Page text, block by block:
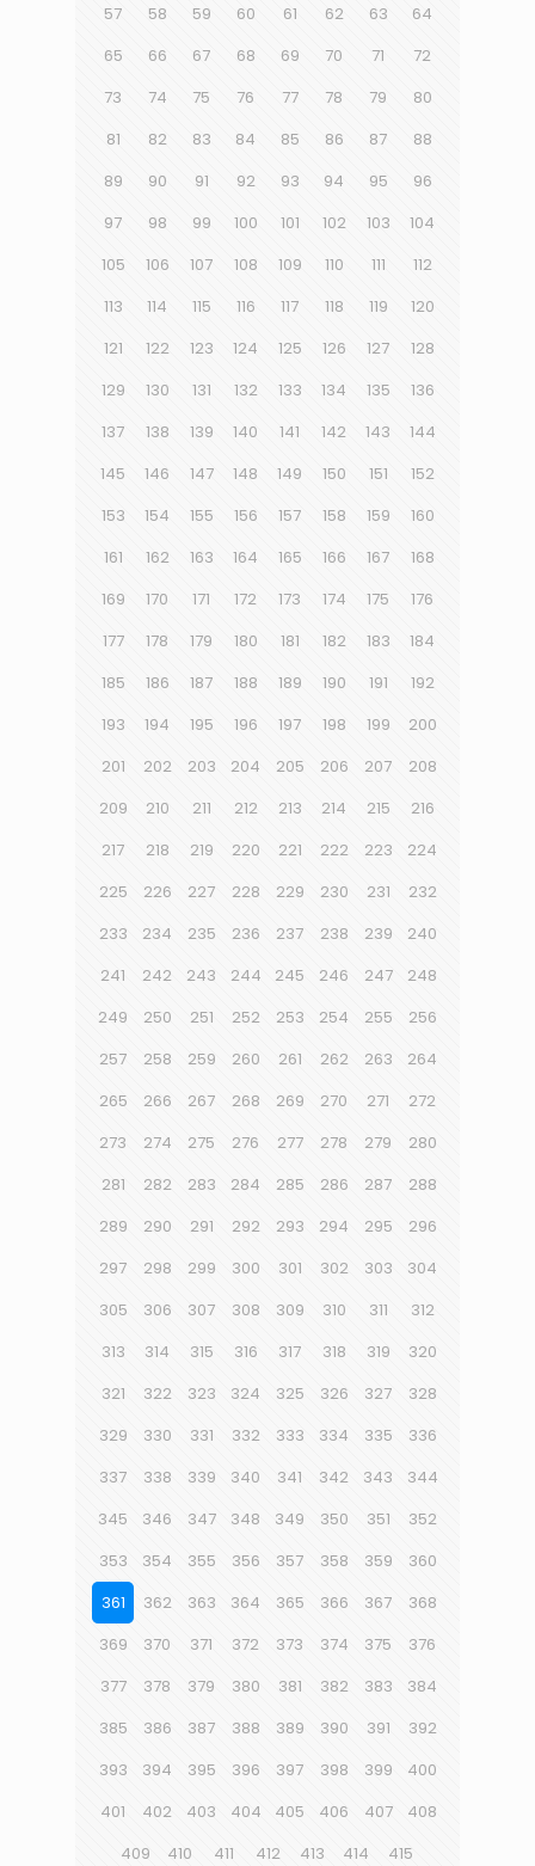
57
58 59 60 61 62 63
64
65
66 67 68 69 70 71
72
73
74 75 76 77 78 79
80
81
82 83 84 85 86 87
88
89
90 91 92 93 94 95
96
97
98 99 100 101 102 103
104
105
106 107 108 109 110 111
112
113
114 115 116 117 118 119
120
121
122 123 124 125 126 127
128
129
130 131 132 133 134 135
136
137
138 139 140 141 142 143
144
145
146 147 148 149 150 151
152
153
154 155 156 157 158 159
160
161
162 163 164 165 166 167
168
169
170 171 172 173 174 175
176
177
178 179 180 181 182 183
184
185
186 187 188 189 190 191
192
193
194 195 196 197 198 199
200
201
202 203 204 205 206 207
208
209
210 211 212 213 214 215
216
217
218 219 220 221 222 223
224
225
226 227 228 229 230 231
232
233
234 235 236 237 238 239
240
241
242 243 244 245 246 247
248
249
250 251 252 253 254 255
256
257
258 259 260 261 262 263
264
265
266 267 268 269 270 271
272
273
274 275 276 277 278 279
280
281
282 283 284 285 286 287
288
289
290 291 292 293 294 295
296
297
298 299 300 301 302 303
304
305
306 307 308 309 310 311
312
313
314 315 316 317 318 319
320
321
322 323 324 325 326 327
328
329
330 331 332 333 334 335
336
337
338 339 340 341 342 343
344
345
346 347 348 349 350 351
352
353
354 355 356 357 358 359
360
361
362 363 364 365 366 367
368
369
370 371 372 373 374 375
376
377
378 379 380 381 382 383
384
385
386 387 388 389 390 391
392
393
394 395 396 397 398 399
400
401
402 403 404 405 406 407
408
409
410 411 412 413 414 415